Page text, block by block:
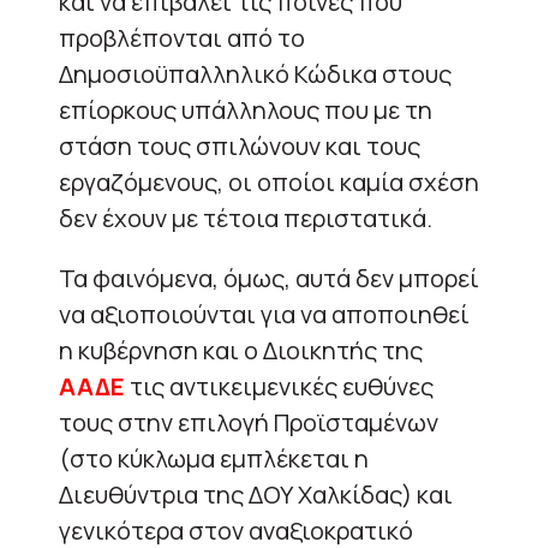
προβλέπονται από το
Δημοσιοϋπαλληλικό Κώδικα στους
επίορκους υπάλληλους που με τη
στάση τους σπιλώνουν και τους
εργαζόμενους, οι οποίοι καμία σχέση
δεν έχουν με τέτοια περιστατικά.
Τα φαινόμενα, όμως, αυτά δεν μπορεί
να αξιοποιούνται για να αποποιηθεί
η κυβέρνηση και ο Διοικητής της
ΑΑΔΕ τις αντικειμενικές ευθύνες
τους στην επιλογή Προϊσταμένων
(στο κύκλωμα εμπλέκεται η
Διευθύντρια της ΔΟΥ Χαλκίδας) και
γενικότερα στον αναξιοκρατικό